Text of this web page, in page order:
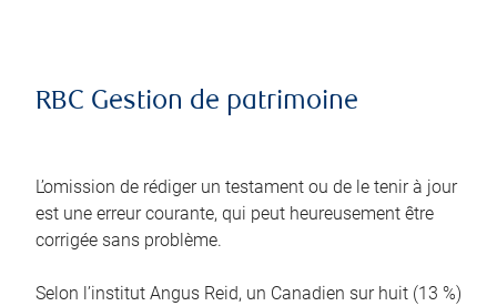
RBC Gestion de patrimoine
L’omission de rédiger un testament ou de le tenir à jour
est une erreur courante, qui peut heureusement être
corrigée sans problème.
Selon l’institut Angus Reid, un Canadien sur huit (13 %)